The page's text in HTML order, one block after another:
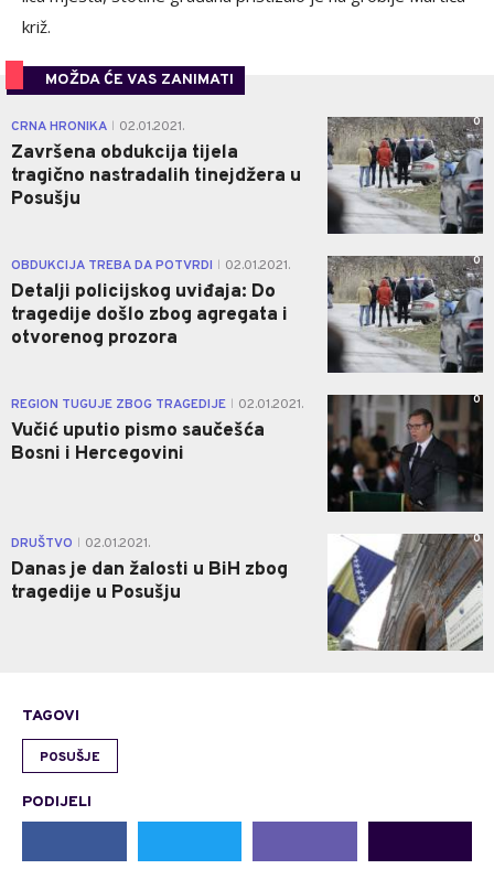
križ.
MOŽDA ĆE VAS ZANIMATI
CRNA HRONIKA 02.01.2021.
Završena obdukcija tijela
tragično nastradalih tinejdžera u
Posušju
0
OBDUKCIJA TREBA DA POTVRDI 02.01.2021.
Detalji policijskog uviđaja: Do
tragedije došlo zbog agregata i
otvorenog prozora
0
REGION TUGUJE ZBOG TRAGEDIJE 02.01.2021.
Vučić uputio pismo saučešća
Bosni i Hercegovini
0
DRUŠTVO 02.01.2021.
Danas je dan žalosti u BiH zbog
tragedije u Posušju
0
TAGOVI
POSUŠJE
PODIJELI